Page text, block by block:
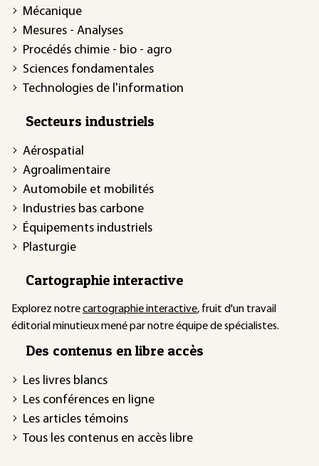
Mécanique
Mesures - Analyses
Procédés chimie - bio - agro
Sciences fondamentales
Technologies de l'information
Secteurs industriels
Aérospatial
Agroalimentaire
Automobile et mobilités
Industries bas carbone
Équipements industriels
Plasturgie
Cartographie interactive
Explorez notrecartographie interactive, fruit d'un travail
éditorial minutieux mené par notre équipe de spécialistes.
Des contenus en libre accès
Les livres blancs
Les conférences en ligne
Les articles témoins
Tous les contenus en accès libre